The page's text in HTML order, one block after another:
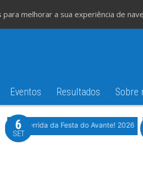
Eventos Resultados Sobre
Evento WeTiming
37ª Corrida da Festa do Avante! 2026
6
SET
melhorar a sua experiência de